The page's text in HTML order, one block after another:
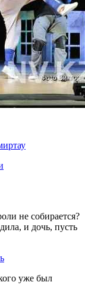
не собирается?
и дочь, пусть
уже был